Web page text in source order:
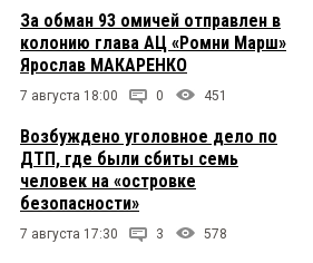
За обман 93 омичей отправлен в
колонию глава АЦ «Ромни Марш»
Ярослав МАКАРЕНКО
7 августа 18:00 0 451
Возбуждено уголовное дело по
ДТП, где были сбиты семь
человек на «островке
безопасности»
7 августа 17:30 3 578